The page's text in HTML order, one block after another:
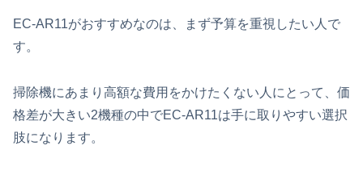
EC-AR11がおすすめなのは、まず予算を重視したい人で
す。
掃除機にあまり高額な費用をかけたくない人にとって、価
格差が大きい2機種の中でEC-AR11は手に取りやすい選択
肢になります。